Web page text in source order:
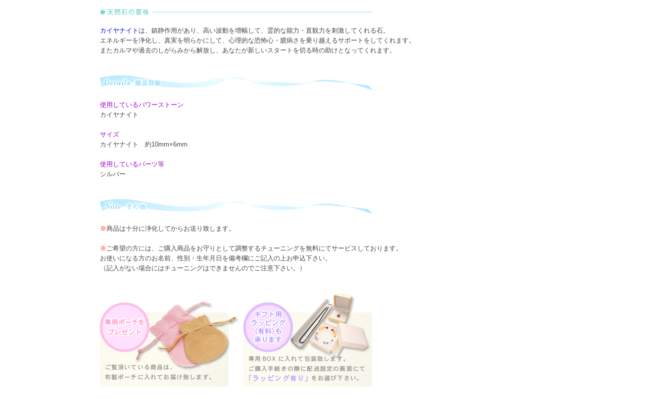
カイヤナイト は、鎮静作用があり、高い波動を増幅して、霊的な能力・直観力を刺激してくれる石。
エネルギーを浄化し、真実を明らかにして、心理的な恐怖心・臆病さを乗り越えるサポートをしてくれます。
またカルマや過去のしがらみから解放し、あなたが新しいスタートを切る時の助けとなってくれます。
使用しているパワーストーン
カイヤナイト
サイズ
カイヤナイト 約10mm×6mm
使用しているパーツ等
シルバー
※商品は十分に浄化してからお送り致します。
※ ご希望の方には、ご購入商品をお守りとして調整するチューニングを無料にてサービスしております。
お使いになる方のお名前、性別・生年月日を備考欄にご記入の上お申込下さい。
（記入がない場合にはチューニングはできませんのでご注意下さい。）